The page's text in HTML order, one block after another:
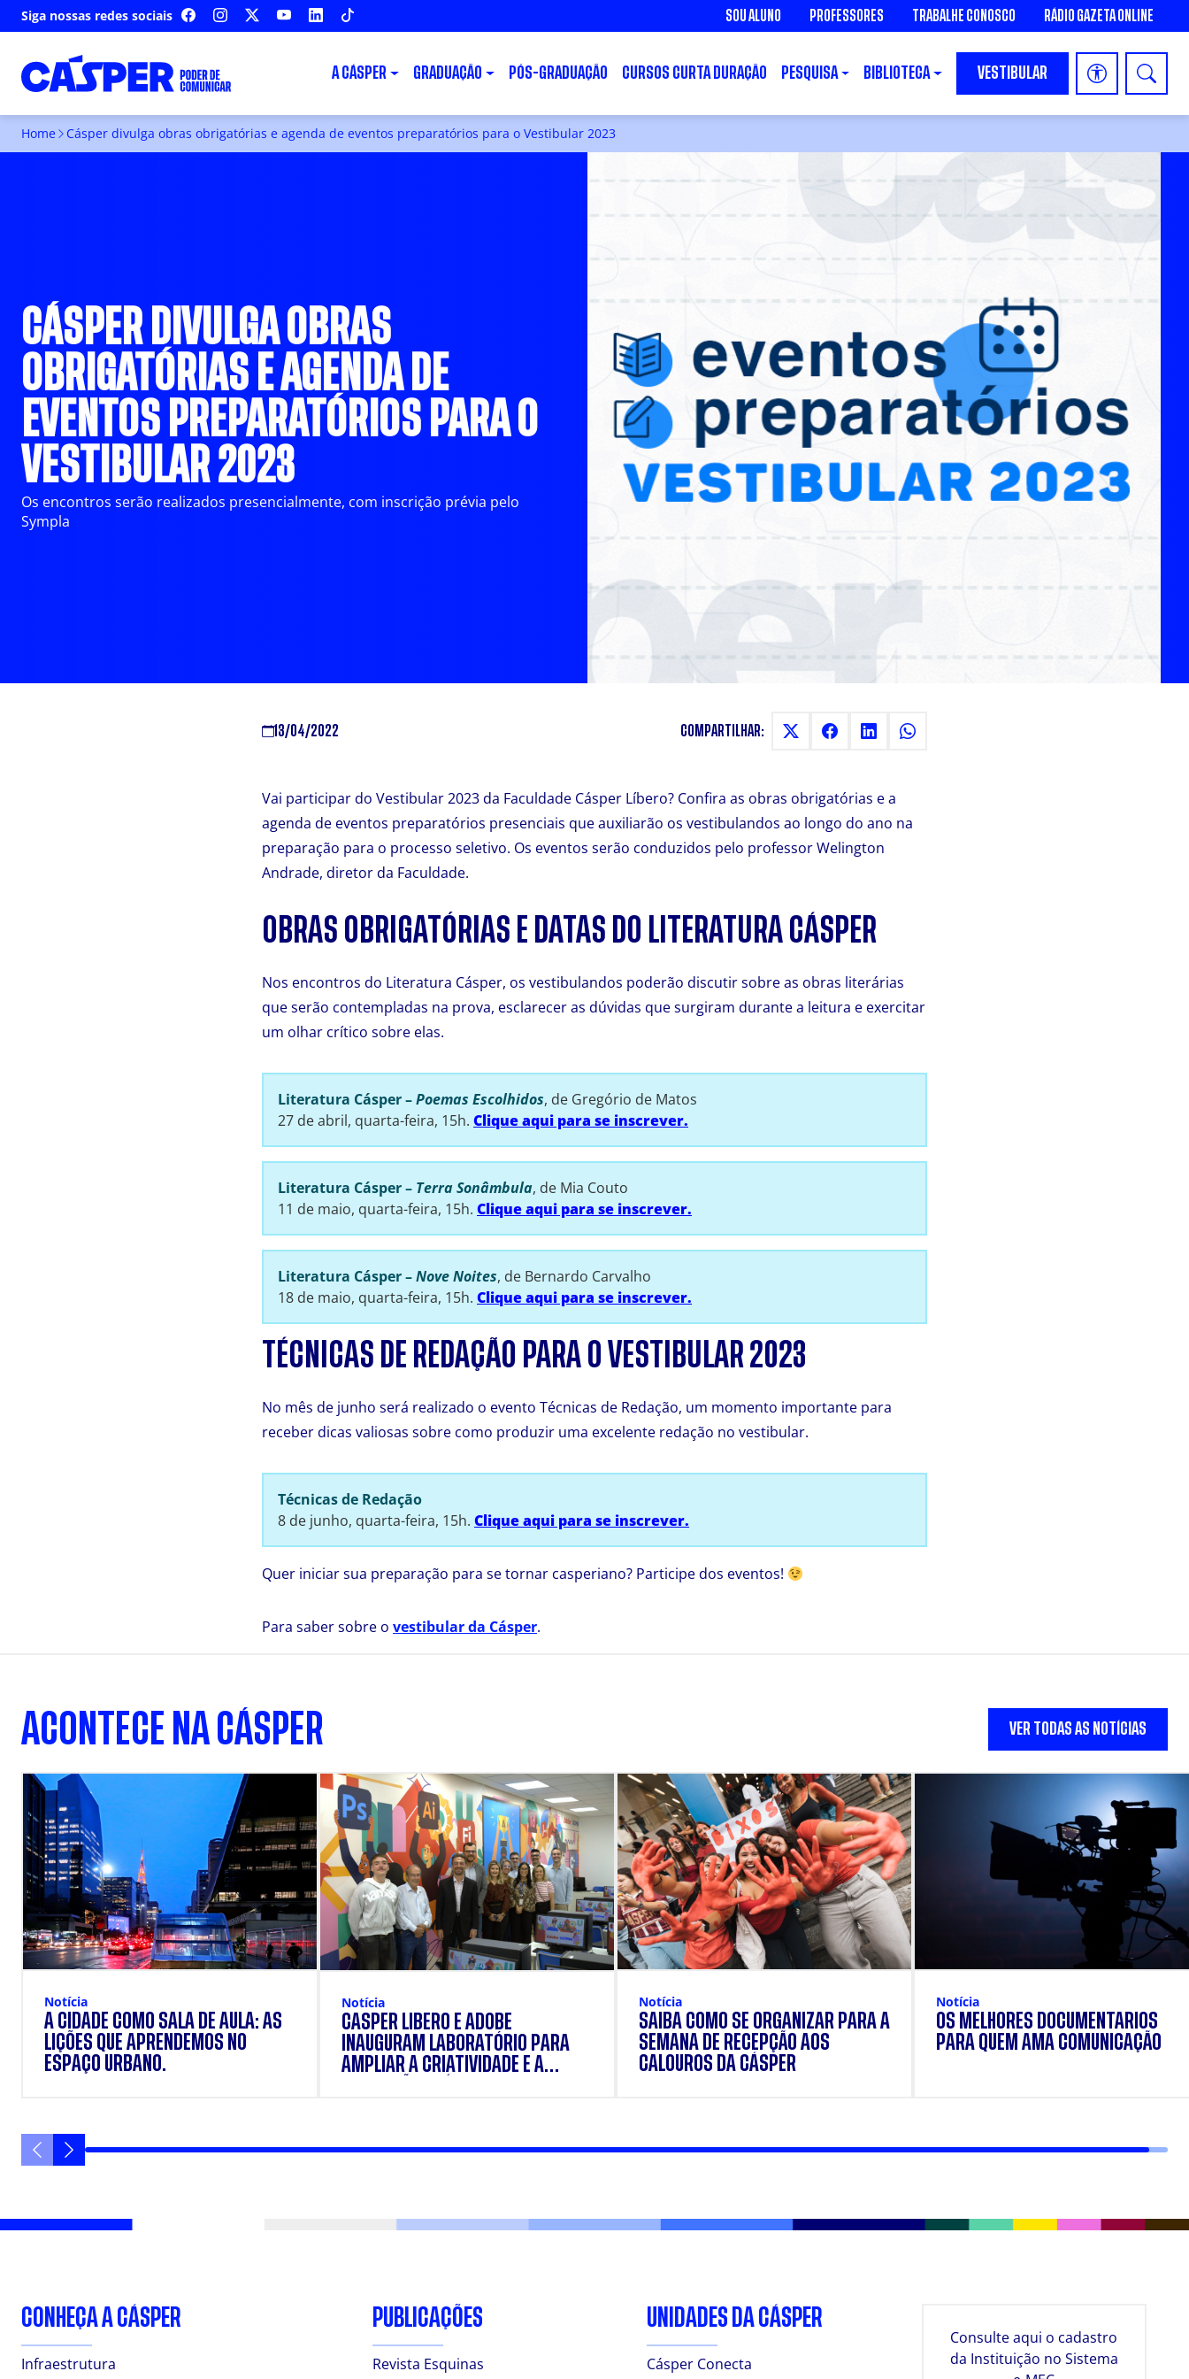
Siga nossas redes sociais FACEBOOKINSTAGRAM YOUTUBELINKEDIN SOU ALUNO PROFESSORES TRABALHE CONOSCO RÁDIO GAZETA ONLINE
A CÁSPER GRADUAÇÃO PÓS-GRADUAÇÃO CURSOS CURTA DURAÇÃO PESQUISA BIBLIOTECA VESTIBULAR
Home Cásper divulga obras obrigatórias e agenda de eventos preparatórios para o Vestibular 2023
CÁSPER DIVULGA OBRAS
OBRIGATÓRIAS E AGENDA DE
EVENTOS PREPARATÓRIOS PARA O
VESTIBULAR 2023
Os encontros serão realizados presencialmente, com inscrição prévia pelo
Sympla
13/04/2022 COMPARTILHAR:
Vai participar do Vestibular 2023 da Faculdade Cásper Líbero? Confira as obras obrigatórias e a
agenda de eventos preparatórios presenciais que auxiliarão os vestibulandos ao longo do ano na
preparação para o processo seletivo. Os eventos serão conduzidos pelo professor Welington
Andrade, diretor da Faculdade.
OBRAS OBRIGATÓRIAS E DATAS DO LITERATURA CÁSPER
Nos encontros do Literatura Cásper, os vestibulandos poderão discutir sobre as obras literárias
que serão contempladas na prova, esclarecer as dúvidas que surgiram durante a leitura e exercitar
um olhar crítico sobre elas.
Literatura Cásper–Poemas Escolhidos, de Gregório de Matos
27 de abril, quarta-feira, 15h. Clique aqui para se inscrever.
Literatura Cásper– Terra Sonâmbula, de Mia Couto
11 de maio, quarta-feira, 15h. Clique aqui para se inscrever.
Literatura Cásper–Nove Noites, de Bernardo Carvalho
18 de maio, quarta-feira, 15h. Clique aqui para se inscrever.
TÉCNICAS DE REDAÇÃO PARA O VESTIBULAR 2023
No mês de junho será realizado o evento Técnicas de Redação, um momento importante para
receber dicas valiosas sobre como produzir uma excelente redação no vestibular.
Técnicas de Redação
8 de junho, quarta-feira, 15h. Clique aqui para se inscrever.
Quer iniciar sua preparação para se tornar casperiano? Participe dos eventos!
Para saber sobre o vestibular da Cásper.
ACONTECE NA CÁSPER VER TODAS AS NOTÍCIAS
Notícia
A CIDADE COMO SALA DE AULA: AS
LIÇÕES QUE APRENDEMOS NO
ESPAÇO URBANO.
Notícia
CÁSPER LÍBERO E ADOBE
INAUGURAM LABORATÓRIO PARA
AMPLIAR A CRIATIVIDADE E A
Notícia
SAIBA COMO SE ORGANIZAR PARA A
SEMANA DE RECEPÇÃO AOS
CALOUROS DA CÁSPER
Notícia
OS MELHORES DOCUMENTÁRIOS
PARA QUEM AMA COMUNICAÇÃO
CONHEÇA A CÁSPER
Infraestrutura
PUBLICAÇÕES
Revista Esquinas
UNIDADES DA CÁSPER
Cásper Conecta
Consulte aqui o cadastro
da Instituição no Sistema